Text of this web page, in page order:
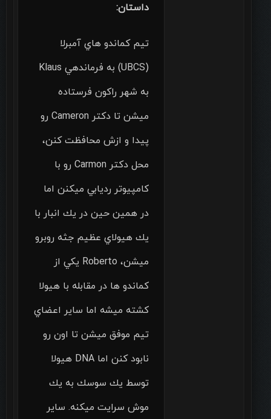
داستان:
تيم كماندو هاي آمبرلا
(UBCS) به فرماندهي Klaus
به شهر راكون فرستاده
ميشن تا دكتر Cameron رو
پيدا و ازش محافظت كنن،
محل دكتر Carmon رو با
كامپيوتر رديابي ميكنن اما
در همين حين در يك انبار با
يك هيولاي عظيم جثه روبرو
ميشن، Roberto يكي از
كماندو ها در مقابله با هيولا
كشته ميشه اما ساير اعضاي
تيم موفق ميشن تا اون رو
نابود كنن اما DNA هيولا
توسط يك سوسك به يك
موش سرايت ميكنه. ساير